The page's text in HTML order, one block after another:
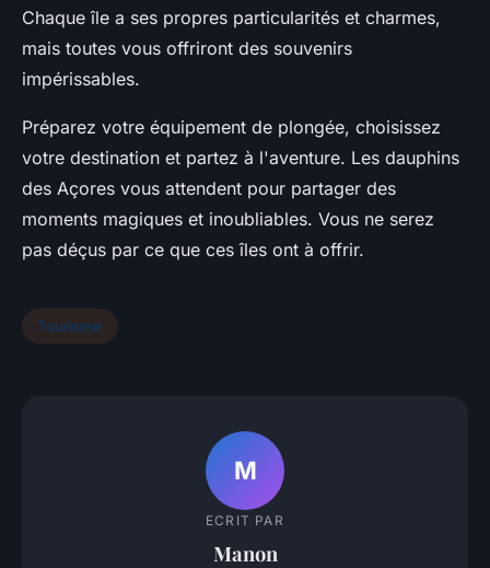
Chaque île a ses propres particularités et charmes,
mais toutes vous offriront des souvenirs
impérissables.
Préparez votre équipement de plongée, choisissez
votre destination et partez à l'aventure. Les dauphins
des Açores vous attendent pour partager des
moments magiques et inoubliables. Vous ne serez
pas déçus par ce que ces îles ont à offrir.
Tourisme
M
ECRIT PAR
Manon